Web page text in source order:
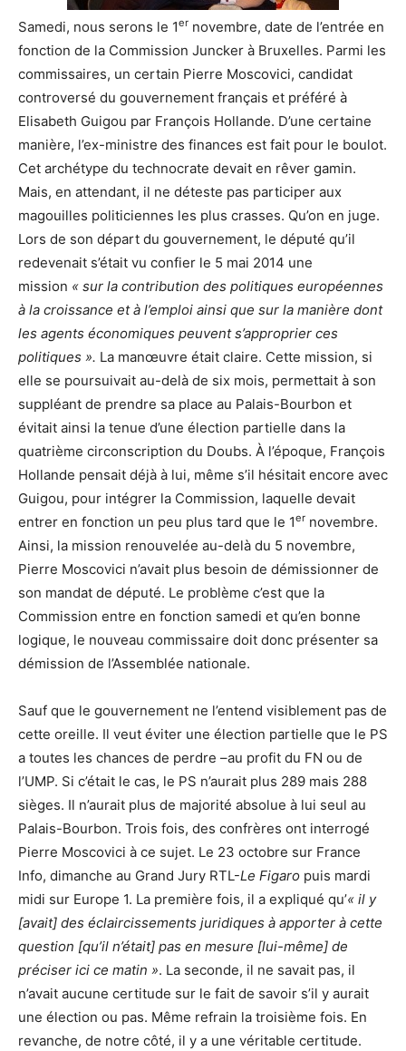
Samedi, nous serons le 1er novembre, date de l’entrée en
fonction de la Commission Juncker à Bruxelles. Parmi les
commissaires, un certain Pierre Moscovici, candidat
controversé du gouvernement français et préféré à
Elisabeth Guigou par François Hollande. D’une certaine
manière, l’ex-ministre des finances est fait pour le boulot.
Cet archétype du technocrate devait en rêver gamin.
Mais, en attendant, il ne déteste pas participer aux
magouilles politiciennes les plus crasses. Qu’on en juge.
Lors de son départ du gouvernement, le député qu’il
redevenait s’était vu confier le 5 mai 2014 une
mission « sur la contribution des politiques européennes
à la croissance et à l’emploi ainsi que sur la manière dont
les agents économiques peuvent s’approprier ces
politiques ». La manœuvre était claire. Cette mission, si
elle se poursuivait au-delà de six mois, permettait à son
suppléant de prendre sa place au Palais-Bourbon et
évitait ainsi la tenue d’une élection partielle dans la
quatrième circonscription du Doubs. À l’époque, François
Hollande pensait déjà à lui, même s’il hésitait encore avec
Guigou, pour intégrer la Commission, laquelle devait
entrer en fonction un peu plus tard que le 1er novembre.
Ainsi, la mission renouvelée au-delà du 5 novembre,
Pierre Moscovici n’avait plus besoin de démissionner de
son mandat de député. Le problème c’est que la
Commission entre en fonction samedi et qu’en bonne
logique, le nouveau commissaire doit donc présenter sa
démission de l’Assemblée nationale.
Sauf que le gouvernement ne l’entend visiblement pas de
cette oreille. Il veut éviter une élection partielle que le PS
a toutes les chances de perdre –au profit du FN ou de
l’UMP. Si c’était le cas, le PS n’aurait plus 289 mais 288
sièges. Il n’aurait plus de majorité absolue à lui seul au
Palais-Bourbon. Trois fois, des confrères ont interrogé
Pierre Moscovici à ce sujet. Le 23 octobre sur France
Info, dimanche au Grand Jury RTL-Le Figaro puis mardi
midi sur Europe 1. La première fois, il a expliqué qu’« il y
[avait] des éclaircissements juridiques à apporter à cette
question [qu’il n’était] pas en mesure [lui-même] de
préciser ici ce matin ». La seconde, il ne savait pas, il
n’avait aucune certitude sur le fait de savoir s’il y aurait
une élection ou pas. Même refrain la troisième fois. En
revanche, de notre côté, il y a une véritable certitude.